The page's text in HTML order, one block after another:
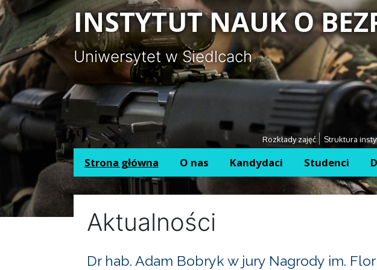
Panel zarządzania plikami cookies
INSTYTUT NAUK O
Uniwersytet w Siedlcach
Rozkłady zajęć Struktura
Strona główna O nas Kandydaci Studenci
Aktualności
Dr hab. Adam Bobryk w jury Nagrody im.